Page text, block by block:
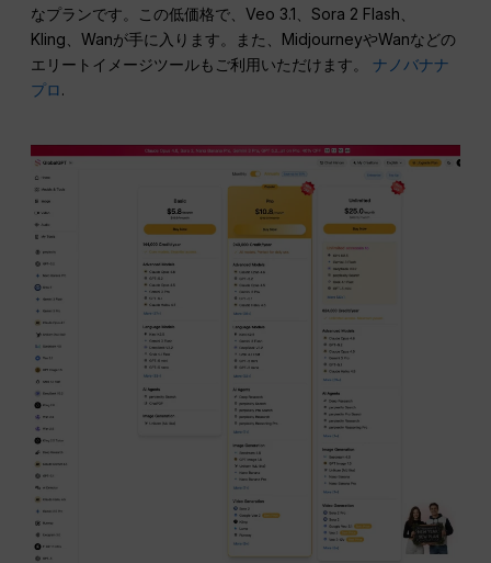
なプランです。この低価格で、Veo 3.1、Sora 2 Flash、
Kling、Wanが手に入ります。また、MidjourneyやWanなどの
エリートイメージツールもご利用いただけます。ナノバナナ
プロ.